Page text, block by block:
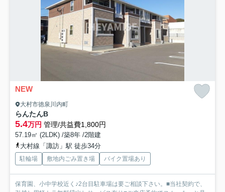
NEW
大村市徳泉川内町
らんたんB
5.4万円 管理/共益費1,800円
57.19㎡ (2LDK) /築8年 /2階建
大村線「諏訪」駅 徒歩34分
駐輪場 敷地内ごみ置き場 バイク置場あり
保育園、小中学校近く♪2台目駐車場は要ご相談下さい。■当社契約で、